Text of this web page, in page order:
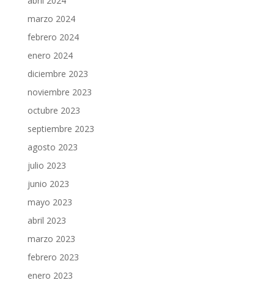
marzo 2024
febrero 2024
enero 2024
diciembre 2023
noviembre 2023
octubre 2023
septiembre 2023
agosto 2023
julio 2023
junio 2023
mayo 2023
abril 2023
marzo 2023
febrero 2023
enero 2023